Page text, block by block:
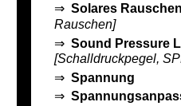
⇒Solares Rauschen
Rauschen]
⇒Sound Pressure
[Schalldruckpegel,
⇒Spannung
⇒